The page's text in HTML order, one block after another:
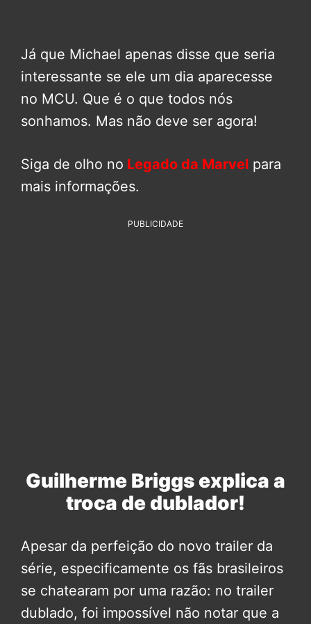
Já que Michael apenas disse que seria
interessante se ele um dia aparecesse
no MCU. Que é o que todos nós
sonhamos. Mas não deve ser agora!
Siga de olho no Legado da Marvel para
mais informações.
PUBLICIDADE
Guilherme Briggs explica a
troca de dublador!
Apesar da perfeição do novo trailer da
série, especificamente os fãs brasileiros
se chatearam por uma razão: no trailer
dublado, foi impossível não notar que a